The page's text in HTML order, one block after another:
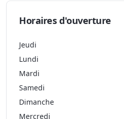
Horaires d'ouverture
Jeudi
Lundi
Mardi
Samedi
Dimanche
Mercredi